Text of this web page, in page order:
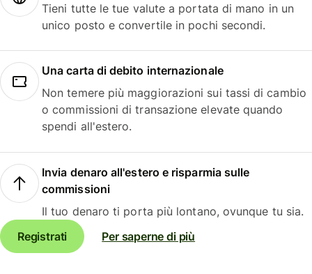
Tieni tutte le tue valute a portata di mano in un
unico posto e convertile in pochi secondi.
Una carta di debito internazionale
Non temere più maggiorazioni sui tassi di cambio
o commissioni di transazione elevate quando
spendi all'estero.
Invia denaro all'estero e risparmia sulle
commissioni
Il tuo denaro ti porta più lontano, ovunque tu sia.
Registrati
Per saperne di più